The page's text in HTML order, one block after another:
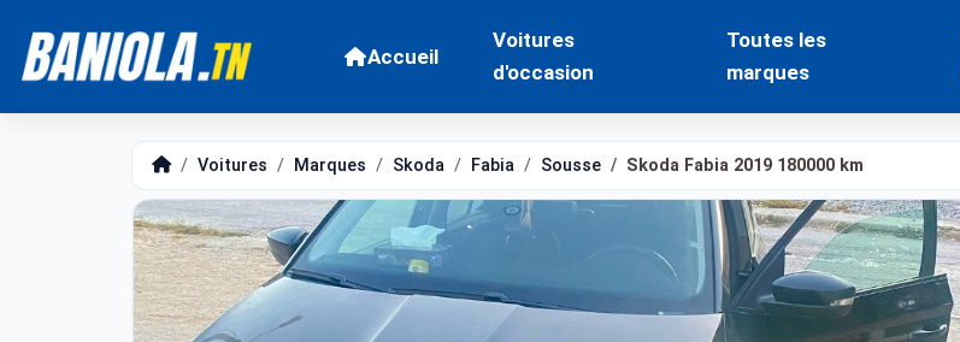
Accueil
Voitures
d'occasion
Toutes les
marques
Voitures Marques Skoda Fabia Sousse Skoda Fabia 2019 180000 km